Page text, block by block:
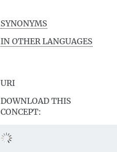
SYNONYMS
IN OTHER LANGUAGES
URI
DOWNLOAD THIS
CONCEPT: